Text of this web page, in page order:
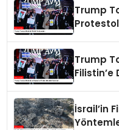
Trump
Trump
Filistin’e
İsrail’in